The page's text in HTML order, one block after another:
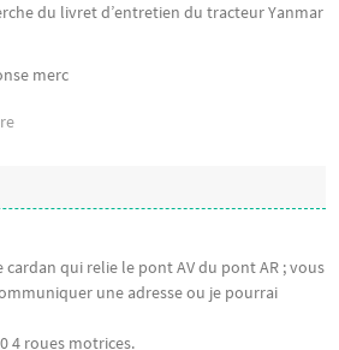
du livret d’entretien du tracteur Yanmar
merc
cardan qui relie le pont AV du pont AR ; vous
une adresse ou je pourrai
4 roues motrices.